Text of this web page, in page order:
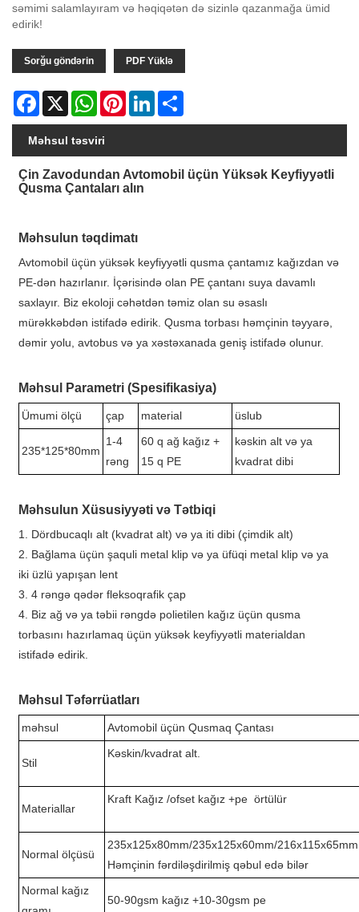
səmimi salamlayıram və həqiqətən də sizinlə qazanmağa ümid
edirik!
Sorğu göndərin PDF Yüklə
Facebook
X WhatsAppPinterestLinkedIn
Məhsul təsviri
Çin Zavodundan Avtomobil üçün Yüksək Keyfiyyətli
Qusma Çantaları alın
Məhsulun təqdimatı
Avtomobil üçün yüksək keyfiyyətli qusma çantamız kağızdan və
PE-dən hazırlanır. İçərisində olan PE çantanı suya davamlı
saxlayır. Biz ekoloji cəhətdən təmiz olan su əsaslı
mürəkkəbdən istifadə edirik. Qusma torbası həmçinin təyyarə,
dəmir yolu, avtobus və ya xəstəxanada geniş istifadə olunur.
Məhsul Parametri (Spesifikasiya)
Ümumi ölçü çap material üslub
235*125*80mm
1-4
rəng
60 q ağ kağız +
15 q PE
kəskin alt və ya
kvadrat dibi
Məhsulun Xüsusiyyəti və Tətbiqi
1. Dördbucaqlı alt (kvadrat alt) və ya iti dibi (çimdik alt)
2. Bağlama üçün şaquli metal klip və ya üfüqi metal klip və ya
iki üzlü yapışan lent
3. 4 rəngə qədər fleksoqrafik çap
4. Biz ağ və ya təbii rəngdə polietilen kağız üçün qusma
torbasını hazırlamaq üçün yüksək keyfiyyətli materialdan
istifadə edirik.
Məhsul Təfərrüatları
məhsul Avtomobil üçün Qusmaq Çantası
Stil
Kəskin/kvadrat alt.
Materiallar
Kraft Kağız /ofset kağız +pe örtülür
Normal ölçüsü
235x125x80mm/235x125x60mm/
Həmçinin fərdiləşdirilmiş qəbul edə bilər
Normal kağız
50-90gsm kağız +10-30gsm pe